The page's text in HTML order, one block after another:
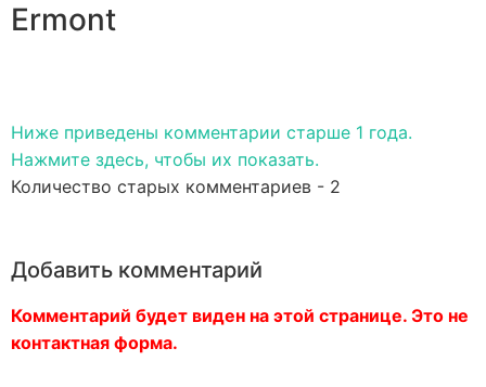
Ermont
Ниже приведены комментарии старше 1 года.
Нажмите здесь, чтобы их показать.
Количество старых комментариев - 2
Добавить комментарий
Комментарий будет виден на этой странице. Это не
контактная форма.